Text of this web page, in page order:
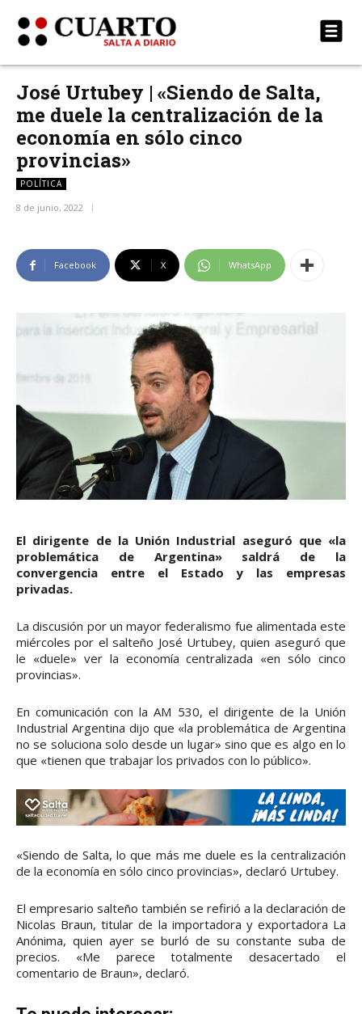
José Urtubey | «Siendo de Salta,
me duele la centralización de la
economía en sólo cinco
provincias»
POLÍTICA
8 de junio, 2022
Facebook X WhatsApp
El dirigente de la Unión Industrial aseguró que «la
problemática de Argentina» saldrá de la
convergencia entre el Estado y las empresas
privadas.
La discusión por un mayor federalismo fue alimentada este
miércoles por el salteño José Urtubey, quien aseguró que
le «duele» ver la economía centralizada «en sólo cinco
provincias».
En comunicación con la AM 530, el dirigente de la Unión
Industrial Argentina dijo que «la problemática de Argentina
no se soluciona solo desde un lugar» sino que es algo en lo
que «tienen que trabajar los privados con lo público».
«Siendo de Salta, lo que más me duele es la centralización
de la economía en sólo cinco provincias», declaró Urtubey.
El empresario salteño también se refirió a la declaración de
Nicolas Braun, titular de la importadora y exportadora La
Anónima, quien ayer se burló de su constante suba de
precios. «Me parece totalmente desacertado el
comentario de Braun», declaró.